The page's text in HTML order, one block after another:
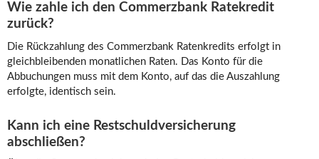
Wie zahle ich den Commerzbank Ratekredit
zurück?
Die Rückzahlung des Commerzbank Ratenkredits erfolgt in
gleichbleibenden monatlichen Raten. Das Konto für die
Abbuchungen muss mit dem Konto, auf das die Auszahlung
erfolgte, identisch sein.
Kann ich eine Restschuldversicherung
abschließen?